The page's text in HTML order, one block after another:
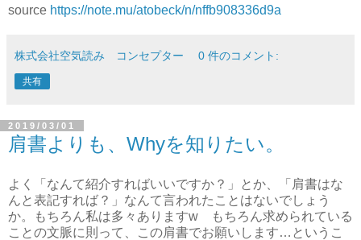
source https://note.mu/atobeck/n/nffb908336d9a
株式会社空気読み コンセプター 0 件のコメント:
共有
2019/03/01
肩書よりも、Whyを知りたい。
よく「なんて紹介すればいいですか？」とか、「肩書はな
んと表記すれば？」なんて言われたことはないでしょう
か。もちろん私は多々ありますw もちろん求められている
ことの文脈に則って、この肩書でお願いします…というこ